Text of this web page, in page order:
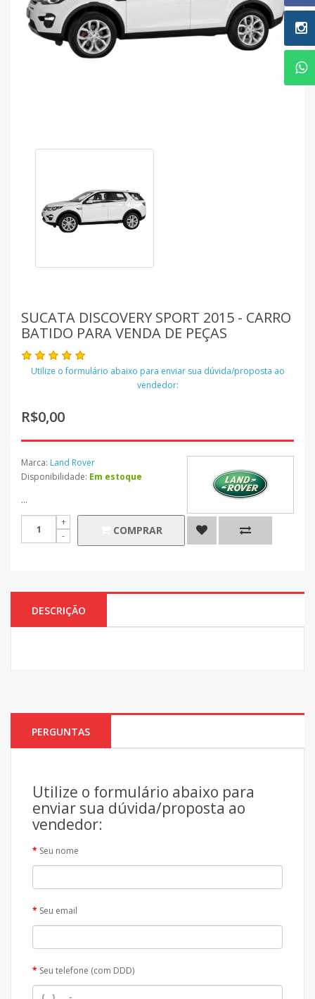
SUCATA DISCOVERY SPORT 2015 - CARRO
BATIDO PARA VENDA DE PEÇAS
Utilize o formulário abaixo para enviar sua dúvida/proposta ao
vendedor:
R$0,00
Marca: Land Rover
Disponibilidade: Em estoque
...
COMPRAR
DESCRIÇÃO
PERGUNTAS
Utilize o formulário abaixo para
enviar sua dúvida/proposta ao
vendedor:
Seu nome
Seu email
Seu telefone (com DDD)